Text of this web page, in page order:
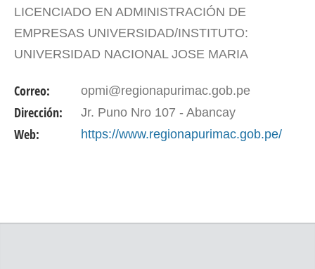
LICENCIADO EN ADMINISTRACIÓN DE
EMPRESAS UNIVERSIDAD/INSTITUTO:
UNIVERSIDAD NACIONAL JOSE MARIA
GESTIÓN PÚBLICA Y DESARROLLO
EMPRESARIAL UNIVERSIDAD/INSTITUTO:
UNIVERSIDAD NACIONAL SAN…
Correo: opmi@regionapurimac.gob.pe
Dirección: Jr. Puno Nro 107 - Abancay
Web: https://www.regionapurimac.gob.pe/